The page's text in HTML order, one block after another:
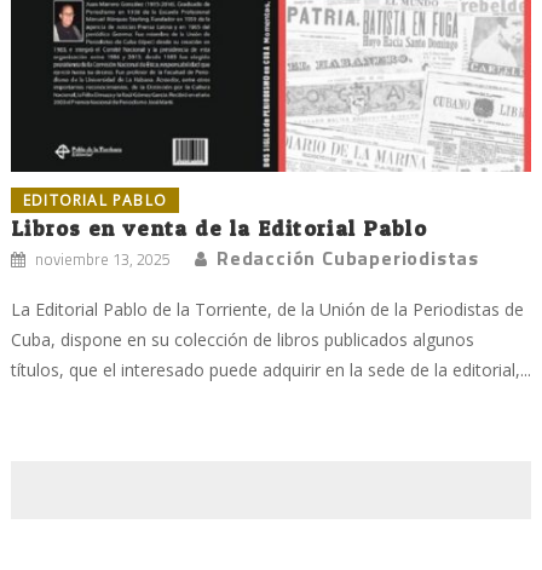
EDITORIAL PABLO
Libros en venta de la Editorial Pablo
noviembre 13, 2025 Redacción Cubaperiodistas
La Editorial Pablo de la Torriente, de la Unión de la Periodistas de
Cuba, dispone en su colección de libros publicados algunos
títulos, que el interesado puede adquirir en la sede de la editorial,...